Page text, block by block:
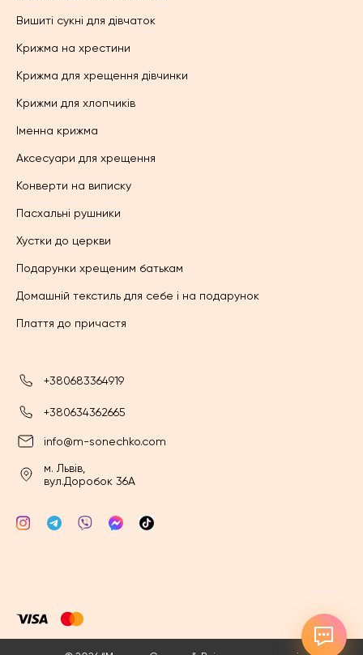
Вишиті сукні для дівчаток
Крижма на хрестини
Крижма для хрещення дівчинки
Крижми для хлопчиків
Іменна крижма
Аксесуари для хрещення
Конверти на виписку
Пасхальні рушники
Хустки до церкви
Подарунки хрещеним батькам
Домашній текстиль для себе і на подарунок
Плаття до причастя
+380683364919
+380634362665
info@m-sonechko.com
м. Львів,
вул.Доробок 36А